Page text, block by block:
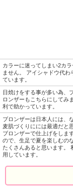
カラーに迷ってしまい2カ
ません。 アイシャドウ代
ています。
日焼けをする事が多い為、
ロンザーもこちらにしてみ
利で助かっています。
ブロンザーは日本人には、
麦肌づくりにには最適だと
ブロンザーで仕上げをしま
ので、生足で夏を楽しむの
たくさんあると思います。
用しています。